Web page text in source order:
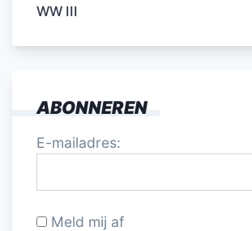
WW III
ABONNEREN
E-mailadres:
Meld mij af